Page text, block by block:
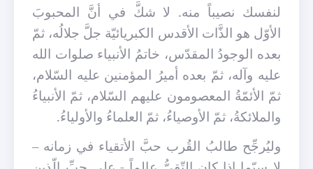
لنفسك نصيباً منه. لا شكَّ في أنَّ المحبوبَ
الأوّل هو الذَّات الأقدس الكبريائيّة جلَّ جلالُه، ثمّ
بعده الوجودُ المقدّس، خاتمُ الأنبياء صلوات الله
عليه وآله، ثمّ بعده أميرُ المؤمنين عليه السّلام،
ثمّ الأئمّةُ المعصومون عليهم السّلام، ثمّ الأنبياءُ
والملائكةُ، ثمّ الأوصياءُ، ثمّ العلماءُ والأولياءُ.
وليُرجِّح طالبُ القُرب حبَّ الأتقياء في زمانه –